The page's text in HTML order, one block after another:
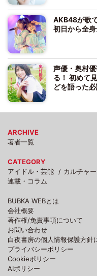
AKB48が歌
初日から全
声優・奥村
る！ 初めて
どを語った
ARCHIVE
著者一覧
CATEGORY
アイドル・芸能
カルチャー
連載・コラム
BUBKA WEBとは
会社概要
著作権/免責事項について
お問い合わせ
白夜書房の個人情報保護方針
プライバシーポリシー
Cookieポリシー
AIポリシー